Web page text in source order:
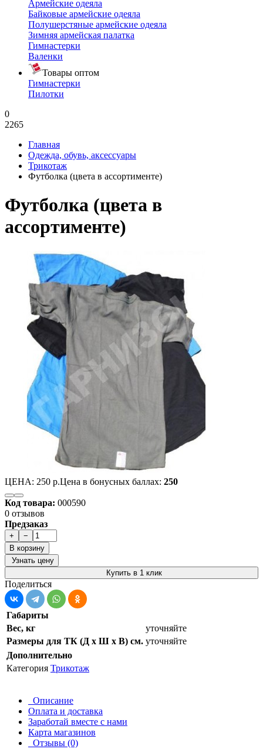
Армейские одеяла
Байковые армейские одеяла
Полушерстяные армейские одеяла
Зимняя армейская палатка
Гимнастерки
Валенки
Товары оптом
Гимнастерки
Пилотки
0
2265
Главная
Одежда, обувь, аксессуары
Трикотаж
Футболка (цвета в ассортименте)
Футболка (цвета в
ассортименте)
ЦЕНА: 250 р.Цена в бонусных баллах: 250
Код товара: 000590
0 отзывов
Предзаказ
+
−
В корзину
Узнать цену
Купить в 1 клик
Поделиться
Габариты
Вес, кг
уточняйте
Размеры для ТК (Д х Ш х В) см. уточняйте
Дополнительно
Категория Трикотаж
Описание
Оплата и доставка
Заработай вместе с нами
Карта магазинов
Отзывы (0)